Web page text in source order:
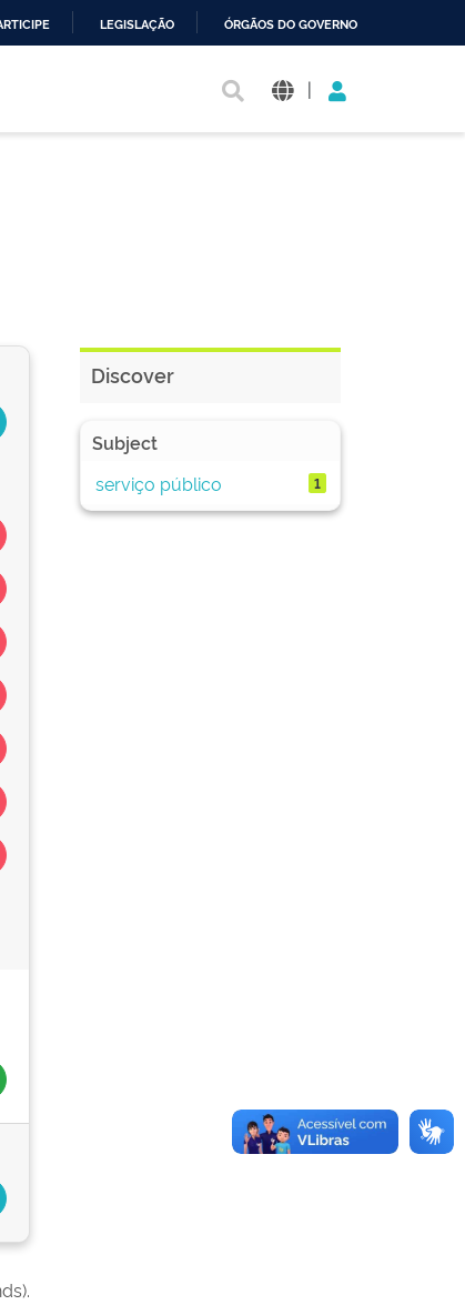
LEGISLAÇÃO ÓRGÃOS DO GOVERNO
|
Discover
Subject
serviço público
1